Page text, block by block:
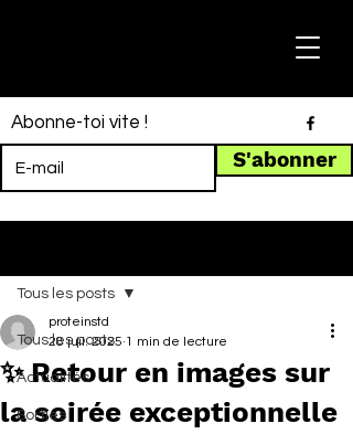
Abonne-toi vite !
S'abonner
Tous les posts
Actualités
Sorties
Tous les posts
✨ Retour en images sur
la soirée exceptionnelle
proteinstd
28 juil. 2025 1 min de lecture